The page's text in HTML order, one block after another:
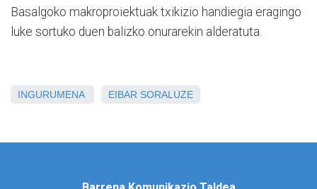
Basalgoko makroproiektuak txikizio handiegia eragingo
luke sortuko duen balizko onurarekin alderatuta.
INGURUMENA EIBAR SORALUZE